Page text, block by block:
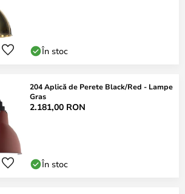
În stoc
204 Aplică de Perete Black/Red - Lampe
Gras
2.181,00 RON
În stoc